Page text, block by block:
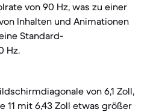
von 90 Hz, was zu einer
Inhalten und Animationen
Standard-
Hz.
von 6,1 Zoll,
11 mit 6,43 Zoll etwas größer